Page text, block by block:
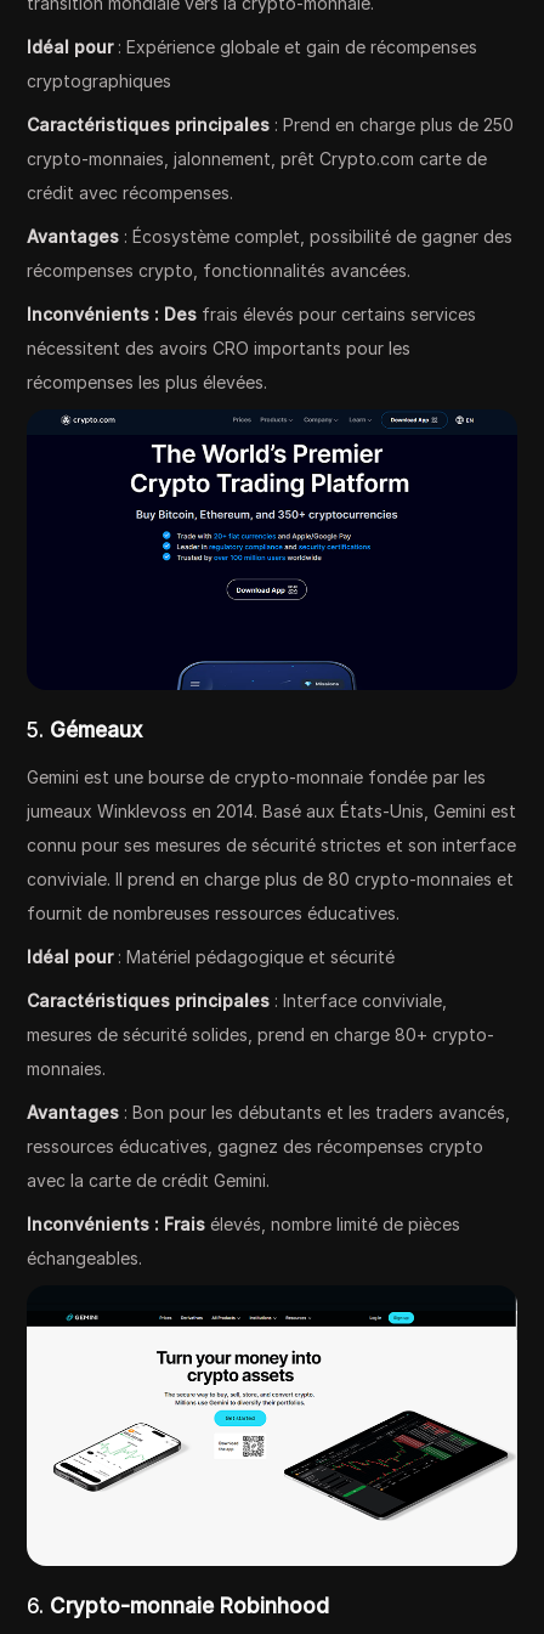
Idéal pour: Expérience globale et gain de récompenses
cryptographiques
Caractéristiques principales : Prend en charge plus de 250
crypto-monnaies, jalonnement, prêt Crypto.com carte de
crédit avec récompenses.
Avantages : Écosystème complet, possibilité de gagner des
récompenses crypto, fonctionnalités avancées.
Inconvénients : Des frais élevés pour certains services
nécessitent des avoirs CRO importants pour les
récompenses les plus élevées.
5. Gémeaux
Gemini est une bourse de crypto-monnaie fondée par les
jumeaux Winklevoss en 2014. Basé aux États-Unis, Gemini est
connu pour ses mesures de sécurité strictes et son interface
conviviale. Il prend en charge plus de 80 crypto-monnaies et
fournit de nombreuses ressources éducatives.
Idéal pour: Matériel pédagogique et sécurité
Caractéristiques principales : Interface conviviale,
mesures de sécurité solides, prend en charge 80+ crypto-
monnaies.
Avantages : Bon pour les débutants et les traders avancés,
ressources éducatives, gagnez des récompenses crypto
avec la carte de crédit Gemini.
Inconvénients : Frais élevés, nombre limité de pièces
échangeables.
6. Crypto-monnaie Robinhood